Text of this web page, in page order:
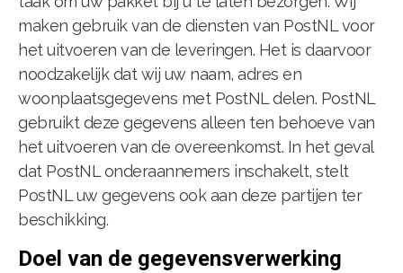
maken gebruik van de diensten van PostNL voor
het uitvoeren van de leveringen. Het is daarvoor
noodzakelijk dat wij uw naam, adres en
woonplaatsgegevens met PostNL delen. PostNL
gebruikt deze gegevens alleen ten behoeve van
het uitvoeren van de overeenkomst. In het geval
dat PostNL onderaannemers inschakelt, stelt
PostNL uw gegevens ook aan deze partijen ter
beschikking.
Doel van de gegevensverwerking